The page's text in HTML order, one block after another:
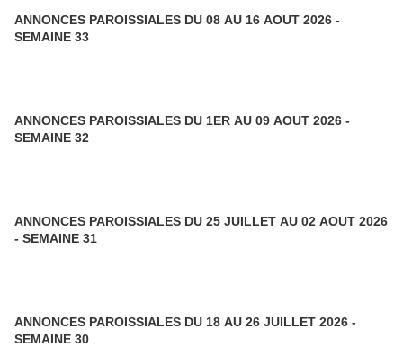
ANNONCES PAROISSIALES DU 08 AU 16 AOUT 2026 -
SEMAINE 33
ANNONCES PAROISSIALES DU 1ER AU 09 AOUT 2026 -
SEMAINE 32
ANNONCES PAROISSIALES DU 25 JUILLET AU 02 AOUT 2026
- SEMAINE 31
ANNONCES PAROISSIALES DU 18 AU 26 JUILLET 2026 -
SEMAINE 30